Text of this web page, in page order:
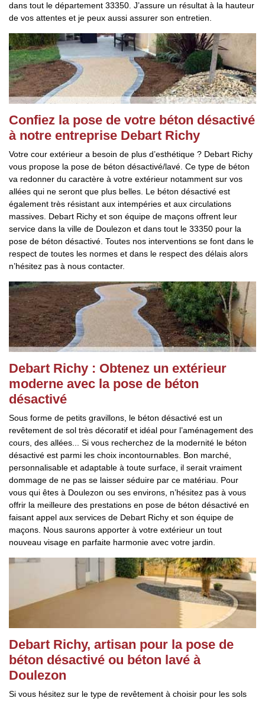
dans tout le département 33350. J’assure un résultat à la hauteur
de vos attentes et je peux aussi assurer son entretien.
Confiez la pose de votre béton désactivé
à notre entreprise Debart Richy
Votre cour extérieur a besoin de plus d’esthétique ? Debart Richy
vous propose la pose de béton désactivé/lavé. Ce type de béton
va redonner du caractère à votre extérieur notamment sur vos
allées qui ne seront que plus belles. Le béton désactivé est
également très résistant aux intempéries et aux circulations
massives. Debart Richy et son équipe de maçons offrent leur
service dans la ville de Doulezon et dans tout le 33350 pour la
pose de béton désactivé. Toutes nos interventions se font dans le
respect de toutes les normes et dans le respect des délais alors
n’hésitez pas à nous contacter.
Debart Richy : Obtenez un extérieur
moderne avec la pose de béton
désactivé
Sous forme de petits gravillons, le béton désactivé est un
revêtement de sol très décoratif et idéal pour l’aménagement des
cours, des allées... Si vous recherchez de la modernité le béton
désactivé est parmi les choix incontournables. Bon marché,
personnalisable et adaptable à toute surface, il serait vraiment
dommage de ne pas se laisser séduire par ce matériau. Pour
vous qui êtes à Doulezon ou ses environs, n’hésitez pas à vous
offrir la meilleure des prestations en pose de béton désactivé en
faisant appel aux services de Debart Richy et son équipe de
maçons. Nous saurons apporter à votre extérieur un tout
nouveau visage en parfaite harmonie avec votre jardin.
Debart Richy, artisan pour la pose de
béton désactivé ou béton lavé à
Doulezon
Si vous hésitez sur le type de revêtement à choisir pour les sols